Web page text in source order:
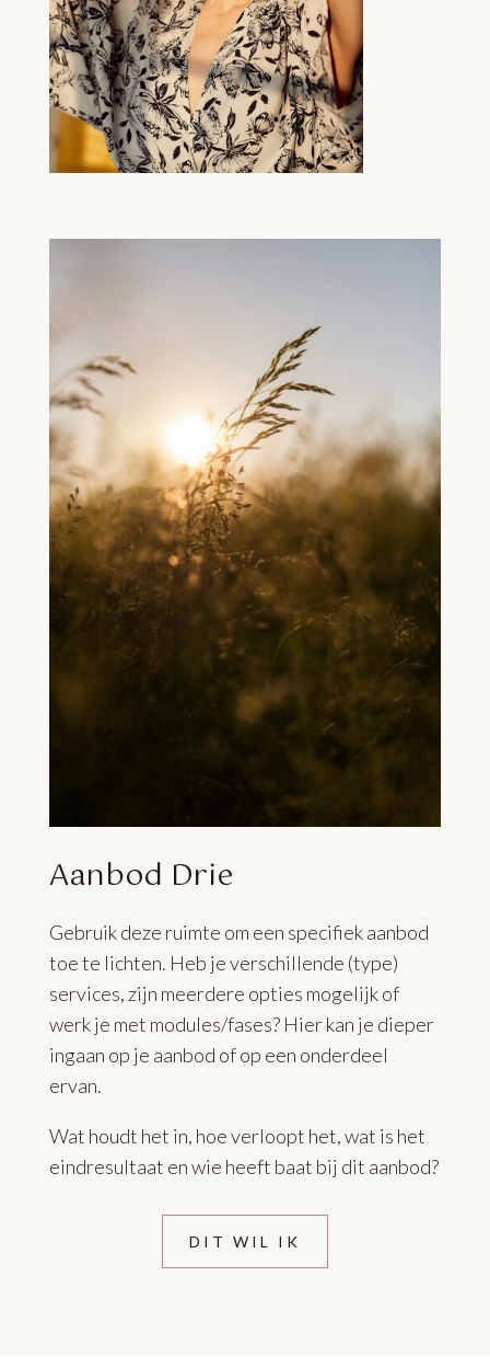
Aanbod Drie
Gebruik deze ruimte om een specifiek aanbod
toe te lichten. Heb je verschillende (type)
services, zijn meerdere opties mogelijk of
werk je met modules/fases? Hier kan je dieper
ingaan op je aanbod of op een onderdeel
ervan.
Wat houdt het in, hoe verloopt het, wat is het
eindresultaat en wie heeft baat bij dit aanbod?
DIT WIL IK